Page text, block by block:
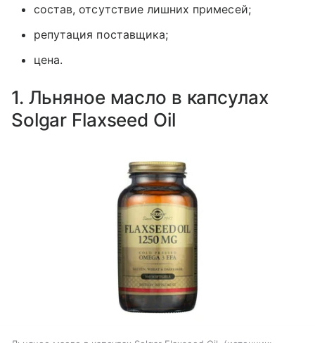
состав, отсутствие лишних примесей;
репутация поставщика;
цена.
1. Льняное масло в капсулах
Solgar Flaxseed Oil